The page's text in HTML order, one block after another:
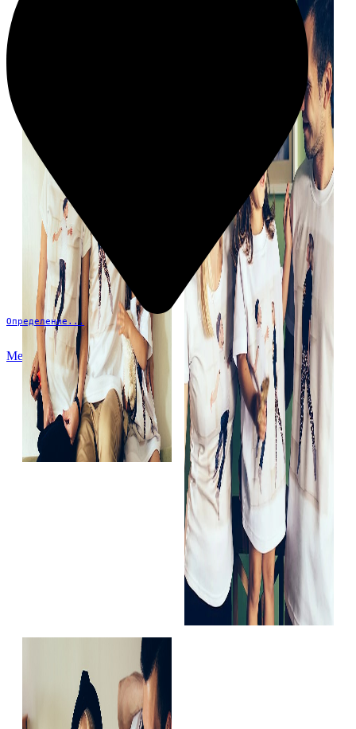
Определение...
Меню